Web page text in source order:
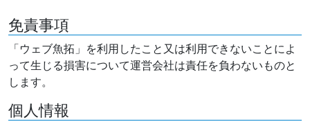
免責事項
「ウェブ魚拓」を利用したこと又は利用できないことによ
って生じる損害について運営会社は責任を負わないものと
します。
個人情報